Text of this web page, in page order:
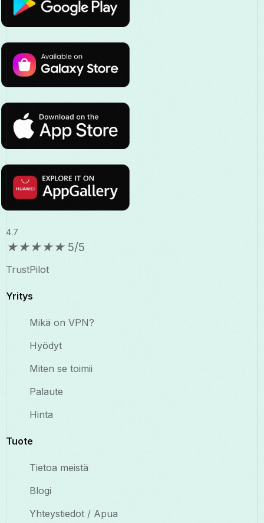
4.7
★★★★★ 5/5
TrustPilot
Yritys
Mikä on VPN?
Hyödyt
Miten se toimii
Palaute
Hinta
Tuote
Tietoa meistä
Blogi
Yhteystiedot / Apua